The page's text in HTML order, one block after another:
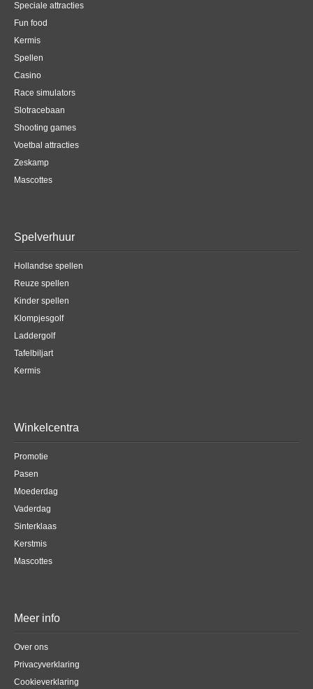
Speciale attracties
Fun food
Kermis
Spellen
Casino
Race simulators
Slotracebaan
Shooting games
Voetbal attracties
Zeskamp
Mascottes
Spelverhuur
Hollandse spellen
Reuze spellen
Kinder spellen
Klompjesgolf
Laddergolf
Tafelbiljart
Kermis
Winkelcentra
Promotie
Pasen
Moederdag
Vaderdag
Sinterklaas
Kerstmis
Mascottes
Meer info
Over ons
Privacyverklaring
Cookieverklaring